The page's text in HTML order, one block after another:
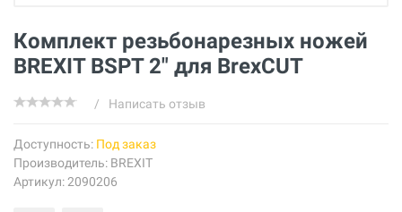
Комплект резьбонарезных ножей
BREXIT BSPT 2" для BrexCUT
/ Написать отзыв
Доступность: Под заказ
Производитель: BREXIT
Артикул: 2090206